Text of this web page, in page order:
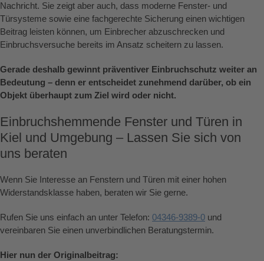
Nachricht. Sie zeigt aber auch, dass moderne Fenster- und
Türsysteme sowie eine fachgerechte Sicherung einen wichtigen
Beitrag leisten können, um Einbrecher abzuschrecken und
Einbruchsversuche bereits im Ansatz scheitern zu lassen.
Gerade deshalb gewinnt präventiver Einbruchschutz weiter an
Bedeutung – denn er entscheidet zunehmend darüber, ob ein
Objekt überhaupt zum Ziel wird oder nicht.
Einbruchshemmende Fenster und Türen in
Kiel und Umgebung – Lassen Sie sich von
uns beraten
Wenn Sie Interesse an Fenstern und Türen mit einer hohen
Widerstandsklasse haben, beraten wir Sie gerne.
Rufen Sie uns einfach an unter Telefon: 04346-9389-0 und
vereinbaren Sie einen unverbindlichen Beratungstermin.
Hier nun der Originalbeitrag: